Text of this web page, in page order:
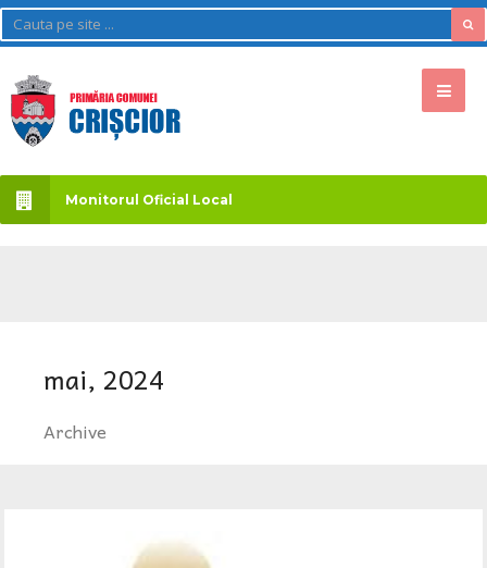
Monitorul Oficial Local
mai, 2024
Archive